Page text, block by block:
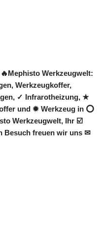
Werkzeugwelt:
Werkzeugkoffer,
✓ Infrarotheizung, ★
und ✹ Werkzeug in ⭕
Werkzeugwelt, Ihr ☑️
Besuch freuen wir uns ✉